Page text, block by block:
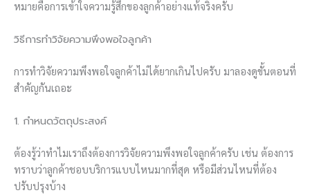
หมายคือการเข้าใจความรู้สึกของลูกค้าอย่างแท้จริงครับ
วิธีการทำวิจัยความพึงพอใจลูกค้า
การทำวิจัยความพึงพอใจลูกค้าไม่ได้ยากเกินไปครับ มาลองดูขั้นตอนที่
สำคัญกันเถอะ
1. กำหนดวัตถุประสงค์
ต้องรู้ว่าทำไมเราถึงต้องการวิจัยความพึงพอใจลูกค้าครับ เช่น ต้องการ
ทราบว่าลูกค้าชอบบริการแบบไหนมากที่สุด หรือมีส่วนไหนที่ต้อง
ปรับปรุงบ้าง